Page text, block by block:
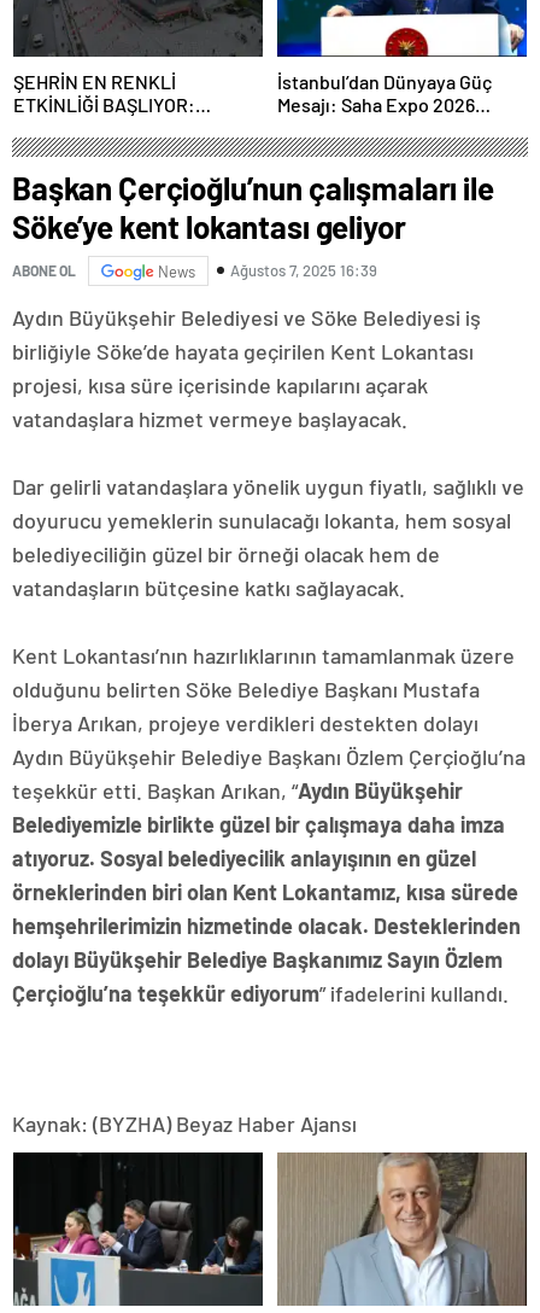
ŞEHRİN EN RENKLİ
ETKİNLİĞİ BAŞLIYOR:
FESTİVALİ” HEYECANI
GAZİOSMANPAŞA’DA
YAŞANACAK
İstanbul’dan Dünyaya Güç
Mesajı: Saha Expo 2026
Başkan Çerçioğlu’nun çalışmaları ile
Söke’ye kent lokantası geliyor
ABONE OL News Ağustos 7, 2025 16:39
Aydın Büyükşehir Belediyesi ve Söke Belediyesi iş
birliğiyle Söke’de hayata geçirilen Kent Lokantası
projesi, kısa süre içerisinde kapılarını açarak
vatandaşlara hizmet vermeye başlayacak.
Dar gelirli vatandaşlara yönelik uygun fiyatlı, sağlıklı ve
doyurucu yemeklerin sunulacağı lokanta, hem sosyal
belediyeciliğin güzel bir örneği olacak hem de
vatandaşların bütçesine katkı sağlayacak.
Kent Lokantası’nın hazırlıklarının tamamlanmak üzere
olduğunu belirten Söke Belediye Başkanı Mustafa
İberya Arıkan, projeye verdikleri destekten dolayı
Aydın Büyükşehir Belediye Başkanı Özlem Çerçioğlu’na
teşekkür etti. Başkan Arıkan, “Aydın Büyükşehir
Belediyemizle birlikte güzel bir çalışmaya daha imza
atıyoruz. Sosyal belediyecilik anlayışının en güzel
örneklerinden biri olan Kent Lokantamız, kısa sürede
hemşehrilerimizin hizmetinde olacak. Desteklerinden
dolayı Büyükşehir Belediye Başkanımız Sayın Özlem
Çerçioğlu’na teşekkür ediyorum” ifadelerini kullandı.
Kaynak: (BYZHA) Beyaz Haber Ajansı